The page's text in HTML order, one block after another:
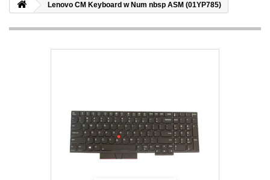
Lenovo CM Keyboard w Num nbsp ASM (01YP785)